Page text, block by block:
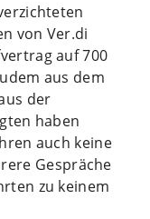
von Ver.di
auf 700
aus dem
der
haben
auch keine
Gespräche
zu keinem